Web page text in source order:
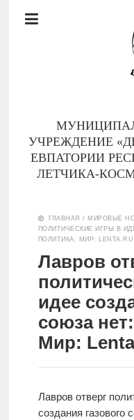
Документы
УЧРЕЖДЕНИЕ
ЕВПАТОРИИ
ЛЕТЧИКА-
Тренеры
Документы
Контакты
Новости
Родителям
О
ГЛАВНАЯ / МИРОВЫЕ
ПОЛИТИЧЕСКИЕ ИГРЫ В
ПОЛИТИКА: МИР: LENTA.RU
Лавров
идее
союза
Мир:
Лавров отверг
создания газового